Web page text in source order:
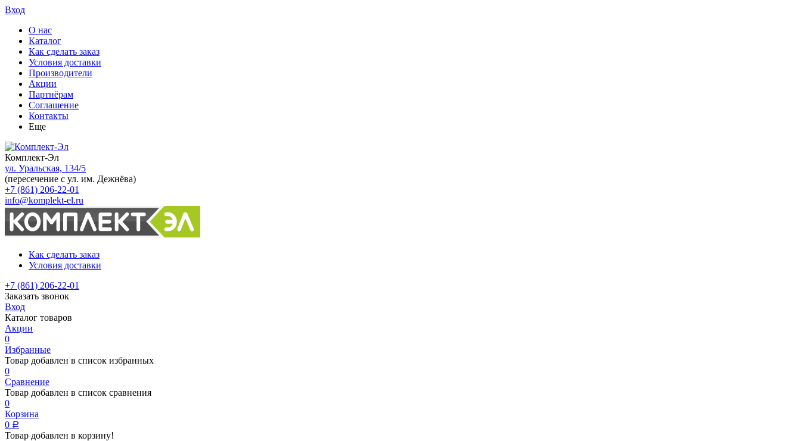
Вход
О нас
Каталог
Как сделать заказ
Условия доставки
Производители
Акции
Партнёрам
Соглашение
Контакты
Еще
Комплект-Эл
ул. Уральская, 134/5
(пересечение с ул. им. Дежнёва)
+7 (861) 206-22-01
info@komplekt-el.ru
Как сделать заказ
Условия доставки
+7 (861) 206-22-01
Заказать звонок
Вход
Каталог товаров
Акции
0
Избранные
Товар добавлен в список избранных
0
Сравнение
Товар добавлен в список сравнения
0
Корзина
0 Р
Товар добавлен в корзину!